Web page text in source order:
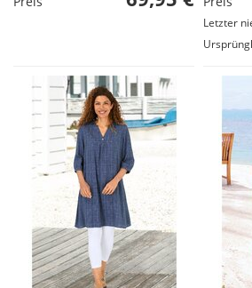
Letzter